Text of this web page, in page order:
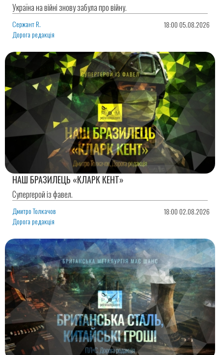
Україна на війні знову забула про війну.
Сержант R.
Дорога редакція
18:00 05.08.2026
НАШ БРАЗИЛЕЦЬ «КЛАРК КЕНТ»
Супергерой із фавел.
Дмитро Толкачов
Дорога редакція
18:00 02.08.2026